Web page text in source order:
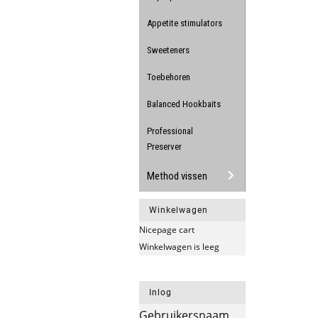
Appetite stimulators
Sweeteners
Toebehoren
Balanced Hookbaits
Professional
Preserver
Method vissen
Winkelwagen
Nicepage cart
Winkelwagen is leeg
Inlog